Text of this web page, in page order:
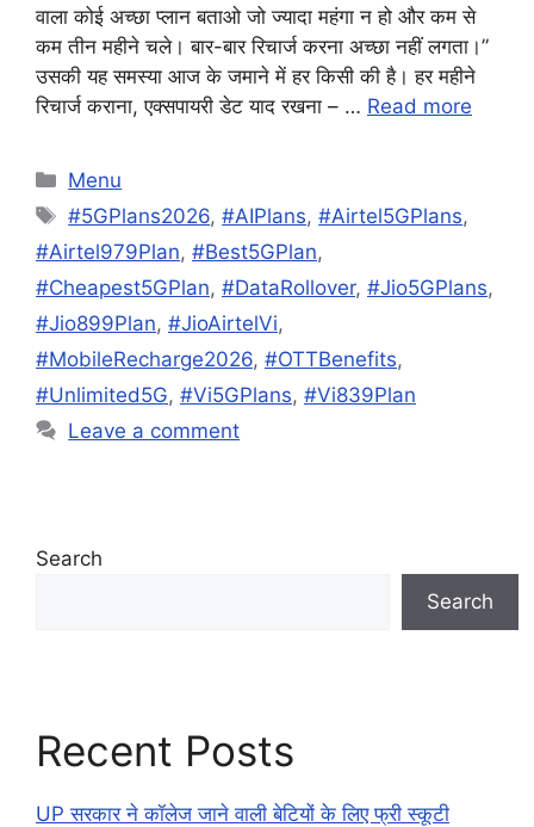
वाला कोई अच्छा प्लान बताओ जो ज्यादा महंगा न हो और कम से
कम तीन महीने चले। बार-बार रिचार्ज करना अच्छा नहीं लगता।”
उसकी यह समस्या आज के जमाने में हर किसी की है। हर महीने
रिचार्ज कराना, एक्सपायरी डेट याद रखना – … Read more
Categories
Menu
Tags
#5GPlans2026,#AIPlans,#Airtel5GPlans,
#Airtel979Plan, #Best5GPlan,
#Cheapest5GPlan, #DataRollover, #Jio5GPlans,
#Jio899Plan, #JioAirtelVi,
#MobileRecharge2026, #OTTBenefits,
#Unlimited5G, #Vi5GPlans, #Vi839Plan
Leave a comment
Search
Search
Recent Posts
UP सरकार ने कॉलेज जाने वाली बेटियों के लिए फ्री स्कूटी